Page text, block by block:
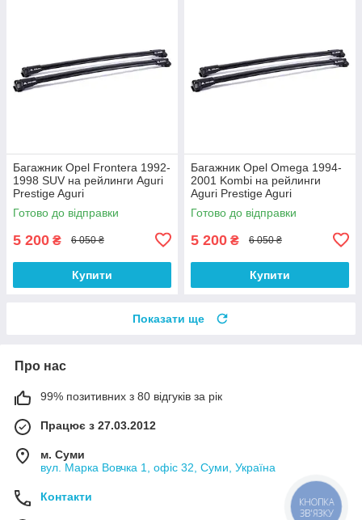
Багажник Opel Frontera 1992-
1998 SUV на рейлинги Aguri
Prestige Aguri
Готово до відправки
5 200 ₴ 6 050 ₴
Купити
Багажник Opel Omega 1994-
2001 Kombi на рейлинги
Aguri Prestige Aguri
Готово до відправки
5 200 ₴ 6 050 ₴
Купити
Показати ще
Про нас
99% позитивних з 80 відгуків за рік
Працює з 27.03.2012
м. Суми
вул. Марка Вовчка 1, офіс 32, Суми, Україна
Контакти
КНОПКА
ЗВ'ЯЗКУ